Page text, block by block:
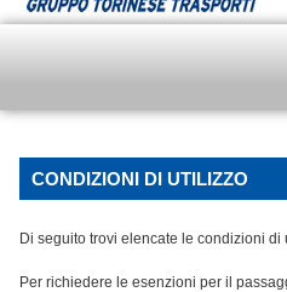
CONDIZIONI DI UTILIZZO
Di seguito trovi elencate le condizioni di
Per richiedere le esenzioni per il